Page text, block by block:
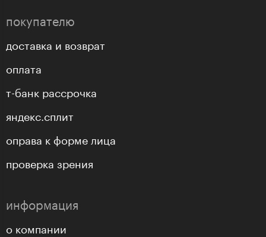
покупателю
доставка и возврат
оплата
т-банк рассрочка
яндекс.сплит
оправа к форме лица
проверка зрения
информация
о компании